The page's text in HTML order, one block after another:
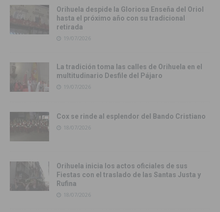
Orihuela despide la Gloriosa Enseña del Oriol
hasta el próximo año con su tradicional
retirada
19/07/2026
La tradición toma las calles de Orihuela en el
multitudinario Desfile del Pájaro
19/07/2026
Cox se rinde al esplendor del Bando Cristiano
18/07/2026
Orihuela inicia los actos oficiales de sus
Fiestas con el traslado de las Santas Justa y
Rufina
18/07/2026